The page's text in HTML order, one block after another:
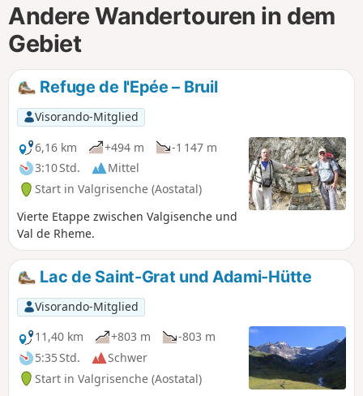
Andere Wandertouren in dem
Gebiet
Refuge de l'Epée – Bruil
Visorando-Mitglied
6,16 km
+494 m
-1 147 m
3:10 Std.
Mittel
Start in Valgrisenche (Aostatal)
Vierte Etappe zwischen Valgisenche und
Val de Rheme.
Lac de Saint-Grat und Adami-Hütte
Visorando-Mitglied
11,40 km
+803 m
-803 m
5:35 Std.
Schwer
Start in Valgrisenche (Aostatal)